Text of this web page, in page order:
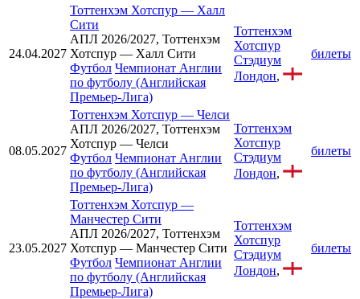
24.04.2027
Тоттенхэм Хотспур — Халл
Сити
АПЛ 2026/2027, Тоттенхэм
Хотспур — Халл Сити
Футбол Чемпионат Англии
по футболу (Английская
Премьер-Лига)
Тоттенхэм
Хотспур
Стэдиум
Лондон,
билеты
08.05.2027
Тоттенхэм Хотспур — Челси
АПЛ 2026/2027, Тоттенхэм
Хотспур — Челси
Футбол Чемпионат Англии
по футболу (Английская
Премьер-Лига)
Тоттенхэм
Хотспур
Стэдиум
Лондон,
билеты
23.05.2027
Тоттенхэм Хотспур —
Манчестер Сити
АПЛ 2026/2027, Тоттенхэм
Хотспур — Манчестер Сити
Футбол Чемпионат Англии
по футболу (Английская
Премьер-Лига)
Тоттенхэм
Хотспур
Стэдиум
Лондон,
билеты